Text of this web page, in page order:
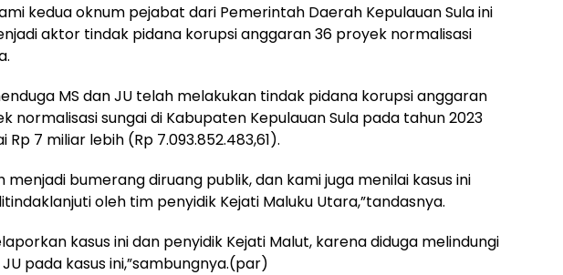
kedua oknum pejabat dari Pemerintah Daerah Kepulauan Sula ini
aktor tindak pidana korupsi anggaran 36 proyek normalisasi
MS dan JU telah melakukan tindak pidana korupsi anggaran
normalisasi sungai di Kabupaten Kepulauan Sula pada tahun 2023
Rp 7 miliar lebih (Rp 7.093.852.483,61).
menjadi bumerang diruang publik, dan kami juga menilai kasus ini
oleh tim penyidik Kejati Maluku Utara,”tandasnya.
kasus ini dan penyidik Kejati Malut, karena diduga melindungi
pada kasus ini,”sambungnya.(par)